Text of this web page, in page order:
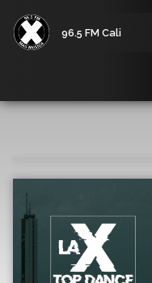
96.5 FM Cali